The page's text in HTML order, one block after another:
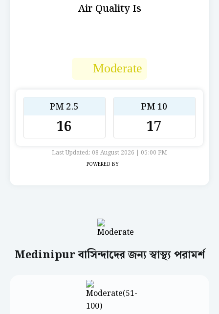
Air Quality Is
Moderate
PM 2.5
16
PM 10
17
Last Updated: 08 August 2026 | 05:00 PM
POWERED BY
Medinipur বাসিন্দাদের জন্য স্বাস্থ্য পরামর্শ